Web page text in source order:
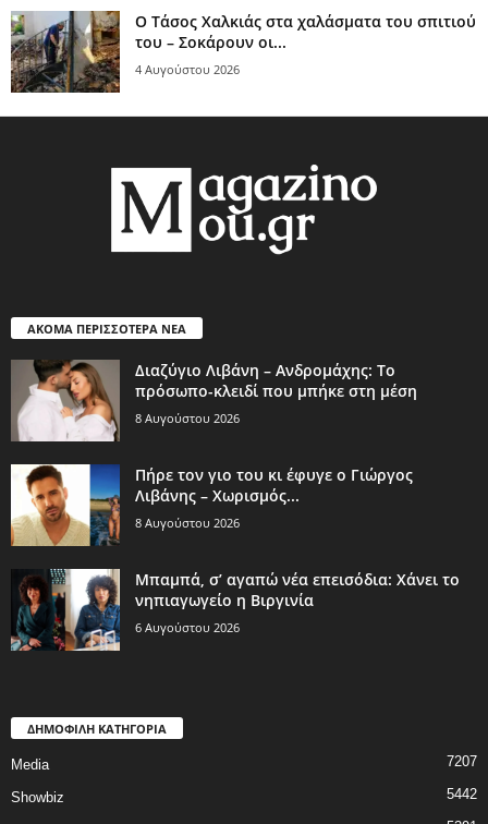
Ο Τάσος Χαλκιάς στα χαλάσματα του σπιτιού
του – Σοκάρουν οι...
4 Αυγούστου 2026
ΑΚΟΜΑ ΠΕΡΙΣΣΟΤΕΡΑ ΝΕΑ
Διαζύγιο Λιβάνη – Ανδρομάχης: Το
πρόσωπο-κλειδί που μπήκε στη μέση
8 Αυγούστου 2026
Πήρε τον γιο του κι έφυγε ο Γιώργος
Λιβάνης – Χωρισμός...
8 Αυγούστου 2026
Μπαμπά, σ’ αγαπώ νέα επεισόδια: Χάνει το
νηπιαγωγείο η Βιργινία
6 Αυγούστου 2026
ΔΗΜΟΦΙΛΗ ΚΑΤΗΓΟΡΙΑ
Media 7207
Showbiz 5442